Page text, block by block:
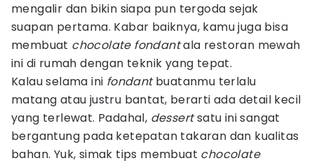
mengalir dan bikin siapa pun tergoda sejak
suapan pertama. Kabar baiknya, kamu juga bisa
membuat chocolate fondantala restoran mewah
ini di rumah dengan teknik yang tepat.
Kalau selama ini fondantbuatanmu terlalu
matang atau justru bantat, berarti ada detail kecil
yang terlewat. Padahal, dessertsatu ini sangat
bergantung pada ketepatan takaran dan kualitas
bahan. Yuk, simak tips membuat chocolate